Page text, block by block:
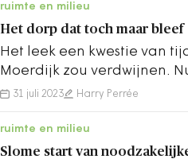
ruimte en milieu
Het dorp dat toch maar bleef
Het leek een kwestie van
Moerdijk zou verdwijnen.
van een nieuwe haven met
31 juli 2023 Harry Perrée
ruimte en milieu
Slome start van